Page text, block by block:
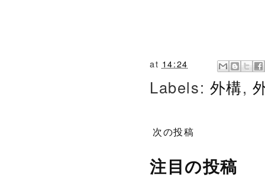
at 14:24
Labels: 外構,
次の投稿
注目の投稿